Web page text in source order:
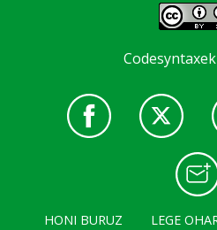
HONI BURUZ LEGE